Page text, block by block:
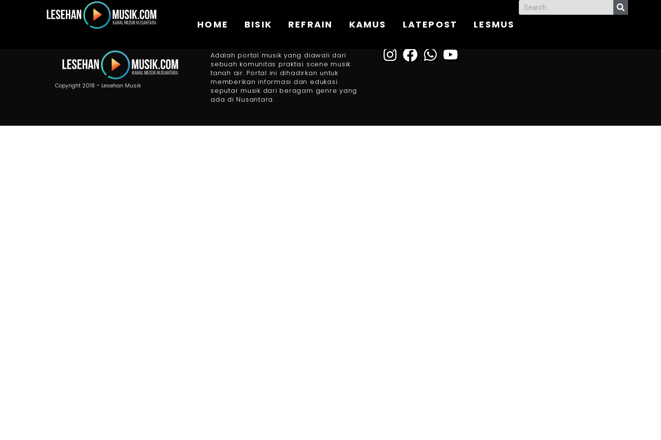
HOME BISIK REFRAIN KAMUS LATEPOST LESMUS
Copyright 2018 – Lesehan Musik
Adalah portal musik yang diawali dari
sebuah komunitas praktisi scene musik
tanah air. Portal ini dihadirkan untuk
memberikan informasi dan edukasi
seputar musik dari beragam genre yang
ada di Nusantara.